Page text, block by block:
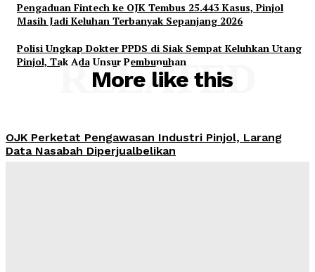
Pengaduan Fintech ke OJK Tembus 25.443 Kasus, Pinjol
Masih Jadi Keluhan Terbanyak Sepanjang 2026
Polisi Ungkap Dokter PPDS di Siak Sempat Keluhkan Utang
Pinjol, Tak Ada Unsur Pembunuhan
More like this
RELATED
OJK Perketat Pengawasan Industri Pinjol, Larang
Data Nasabah Diperjualbelikan